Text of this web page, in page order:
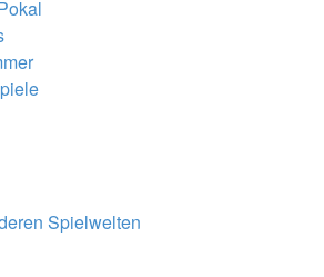
Spielwelten